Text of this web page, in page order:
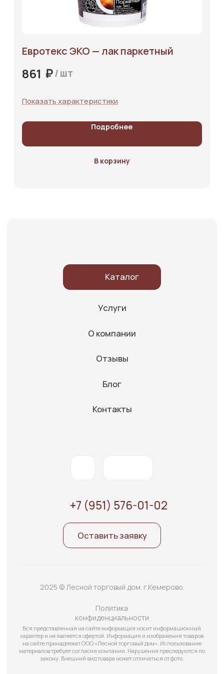
Евротекс ЭКО — лак паркетный
861 ₽/шт
Показать характеристики
Подробнее
В корзину
характер и не является офертой. Информация и изображения товаров
на сайте принадлежат ООО «Лесной торговый дом». Использование
материалов требует согласия компании. Нарушения преследуются по
закону. Внешний вид товара может отличаться от фото.